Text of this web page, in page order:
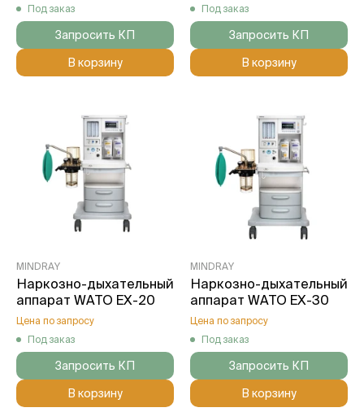
Под заказ
Запросить КП
В корзину
Под заказ
Запросить КП
В корзину
MINDRAY
Наркозно-дыхательный
аппарат WATO EX-20
Цена по запросу
Под заказ
Запросить КП
В корзину
MINDRAY
Наркозно-дыхательный
аппарат WATO EX-30
Цена по запросу
Под заказ
Запросить КП
В корзину